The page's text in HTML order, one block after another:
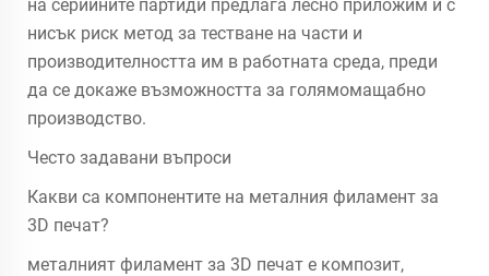
на серийните партиди предлага лесно приложим и с
нисък риск метод за тестване на части и
производителността им в работната среда, преди
да се докаже възможността за голямомащабно
производство.
Често задавани въпроси
Какви са компонентите на металния филамент за
3D печат?
металният филамент за 3D печат е композит,